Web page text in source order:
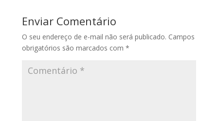
Enviar Comentário
O seu endereço de e-mail não será publicado. Campos
obrigatórios são marcados com *